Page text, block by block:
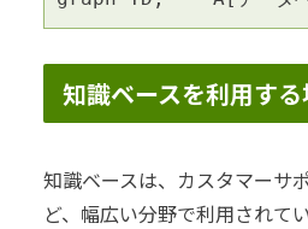
知識ベースを利用す
知識ベースは、カスタマーサ
ど、幅広い分野で利用されてい